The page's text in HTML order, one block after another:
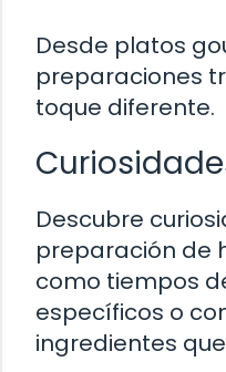
Desde platos
preparaciones
toque diferente.
Descubre
preparación de
como tiempos
específicos o
ingredientes